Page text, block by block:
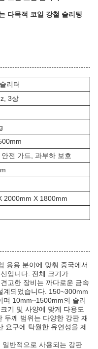
다목적 코일 강철 슬리팅
리터
3상
전 가드, 과부하 보호
2000mm X 1800mm
응용 분야에 맞춰 중국에서
입니다. 전체 크기가
고한 장비는 까다로운 금속
계되었습니다. 150~300mm
며 10mm~1500mm의 슬리
기 및 사양에 맞게 다용도
두께 범위는 다양한 강판 재
요구에 탁월한 유연성을 제
반적으로 사용되는 강판